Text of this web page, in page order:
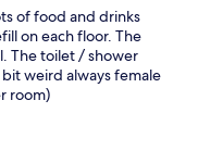
of food and drinks
on each floor. The
The toilet / shower
weird always female
room)